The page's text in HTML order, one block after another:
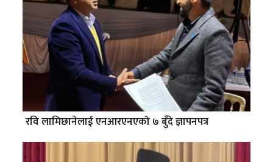
रवि लामिछानेलाई एनआरएनएको ७ बुँदे ज्ञापनपत्र